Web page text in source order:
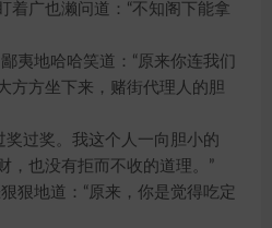
着广也濑问道：“不知阁下能拿
地哈哈笑道：“原来你连我们
方方坐下来，赌街代理人的胆
过奖。我这个人一向胆小的
，也没有拒而不收的道理。”
地道：“原来，你是觉得吃定